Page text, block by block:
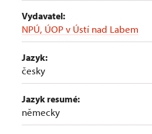
Vydavatel:
NPÚ, ÚOP v Ústí nad Labem
Jazyk:
česky
Jazyk resumé:
německy